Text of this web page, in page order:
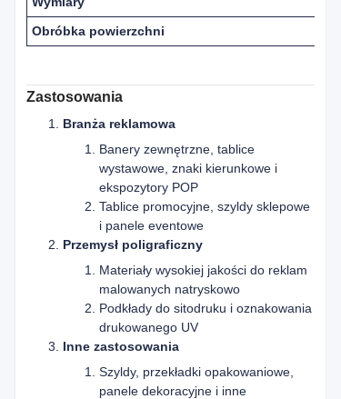
Obróbka powierzchni
Zastosowania
Branża reklamowa
Banery zewnętrzne, tablice
wystawowe, znaki kierunkowe i
ekspozytory POP
Tablice promocyjne, szyldy sklepowe
i panele eventowe
Przemysł poligraficzny
Materiały wysokiej jakości do reklam
malowanych natryskowo
Podkłady do sitodruku i oznakowania
drukowanego UV
Inne zastosowania
Szyldy, przekładki opakowaniowe,
panele dekoracyjne i inne